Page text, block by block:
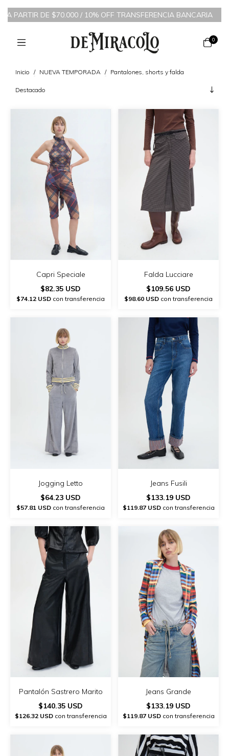
DE $70.000 / 10% OFF TRANSFERENCIA BANCARIA /6
0
Inicio / NUEVA TEMPORADA / Pantalones, shorts y falda
Capri Speciale
$82.35 USD
$74.12 USD con transferencia
Falda Lucciare
$109.56 USD
$98.60 USD con transferencia
Jogging Letto
$64.23 USD
$57.81 USD con transferencia
Jeans Fusili
$133.19 USD
$119.87 USDcon transferencia
Pantalón Sastrero Marito
$140.35 USD
$126.32 USDcon transferencia
Jeans Grande
$133.19 USD
$119.87 USDcon transferencia